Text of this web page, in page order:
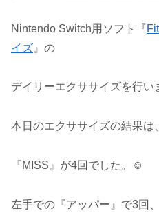
Nintendo Switch用ソフト『
イズ 』の
デイリーエクササイズを行い
本日のエクササイズの結果は、
『MISS』が4回でした。☺️
左手での『アッパー』で3回、